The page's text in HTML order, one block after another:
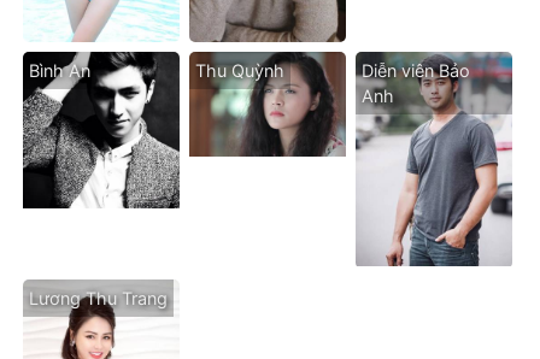
Bình An Thu Quỳnh
Diễn viên Bảo
Anh
Lương Thu Trang